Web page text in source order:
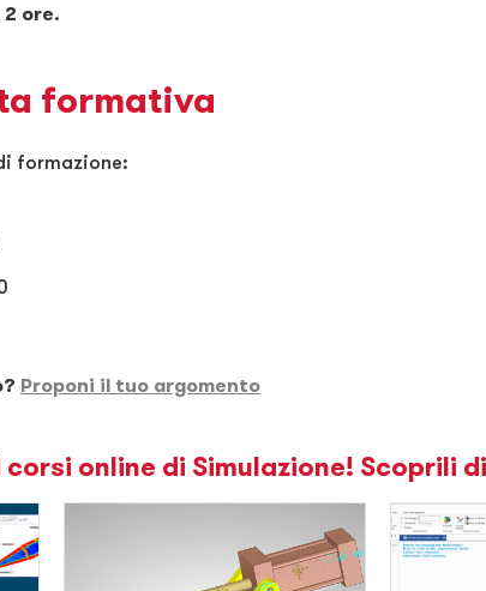
2 ore.
formativa
formazione:
Proponi il tuo argomento
online di Simulazione! Scoprili